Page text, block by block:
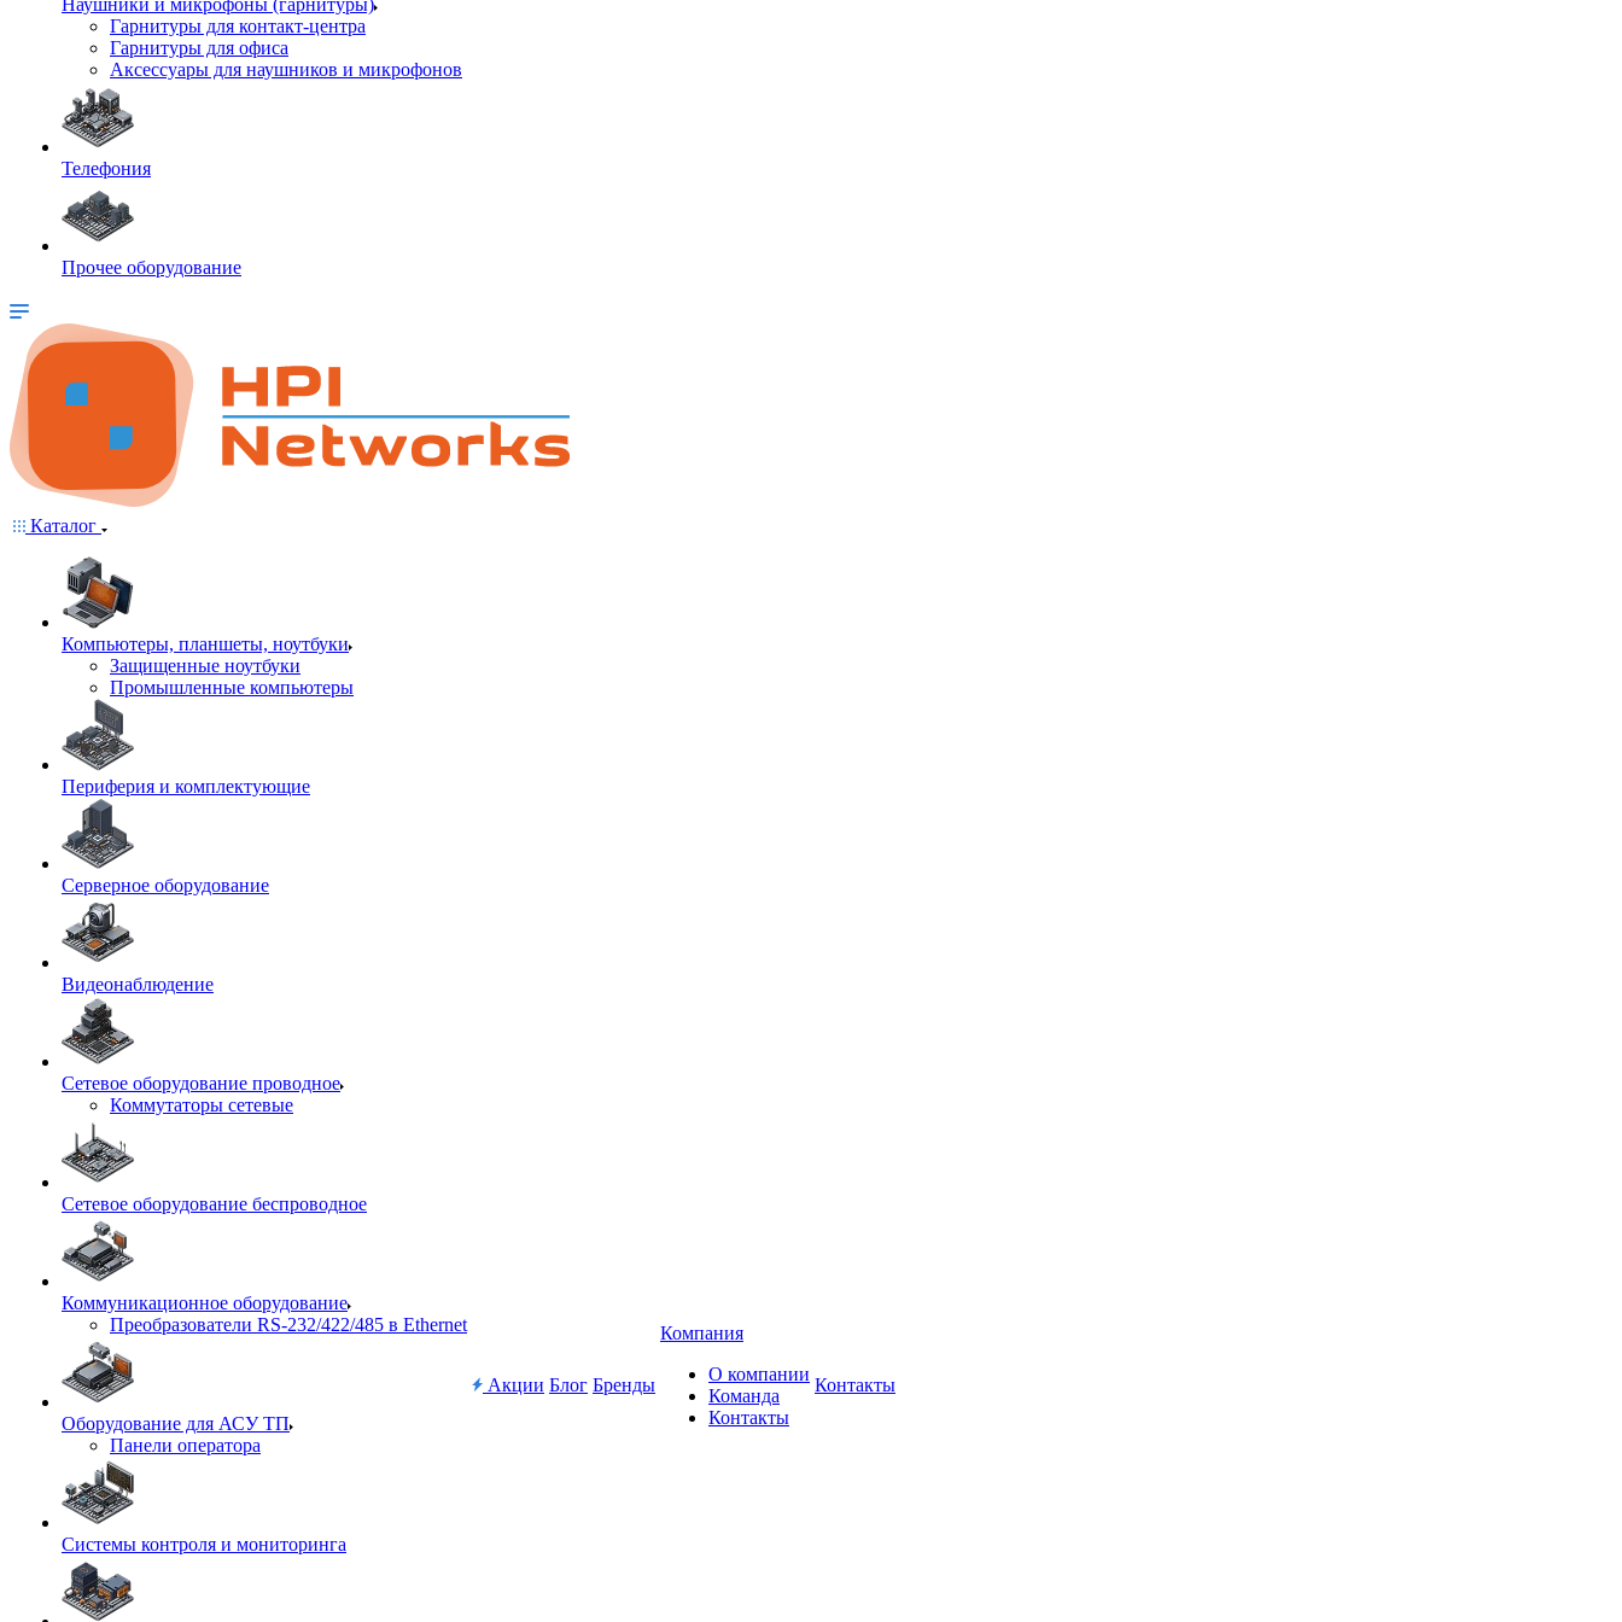
Наушники и микрофоны (гарнитуры)
Гарнитуры для контакт-центра
Гарнитуры для офиса
Аксессуары для наушников и микрофонов
Телефония
Прочее оборудование
Каталог
Компьютеры, планшеты, ноутбуки
Защищенные ноутбуки
Промышленные компьютеры
Периферия и комплектующие
Серверное оборудование
Видеонаблюдение
Сетевое оборудование проводное
Коммутаторы сетевые
Сетевое оборудование беспроводное
Коммуникационное оборудование
Преобразователи RS-232/422/485 в Ethernet
Оборудование для АСУ ТП
Панели оператора
Системы контроля и мониторинга
Акции Блог Бренды
Компания
О компании
Команда
Контакты
Контакты